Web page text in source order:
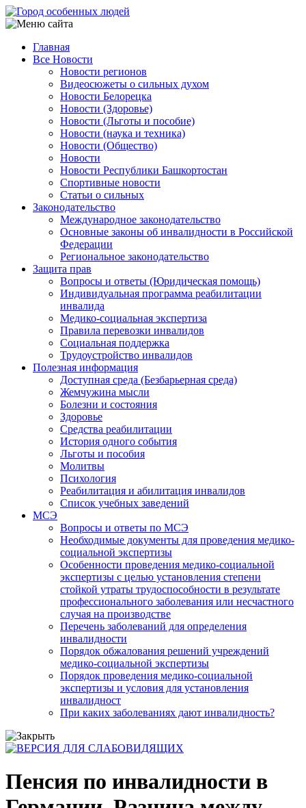
Перейти
к
содержанию
Main
navigation
Главная
Все Новости
Новости регионов
Видеосюжеты о сильных духом
Новости Белорецка
Новости (Здоровье)
Новости (Льготы и пособие)
Новости (наука и техника)
Новости (Общество)
Новости
Новости Республики Башкортостан
Спортивные новости
Статьи о сильных
Законодательство
Международное законодательство
Основные законы об инвалидности в Российской
Федерации
Региональное законодательство
Защита прав
Вопросы и ответы (Юридическая помощь)
Индивидуальная программа реабилитации
инвалида
Медико-социальная экспертиза
Правила перевозки инвалидов
Социальная поддержка
Трудоустройство инвалидов
Полезная информация
Доступная среда (Безбарьерная среда)
Жемчужина мысли
Болезни и состояния
Здоровье
Средства реабилитации
История одного события
Льготы и пособия
Молитвы
Психология
Реабилитация и абилитация инвалидов
Список учебных заведений
МСЭ
Вопросы и ответы по МСЭ
Необходимые документы для проведения медико-
социальной экспертизы
Особенности проведения медико-социальной
экспертизы с целью установления степени
стойкой утраты трудоспособности в результате
профессионального заболевания или несчастного
случая на производстве
Перечень заболеваний для определения
инвалидности
Порядок обжалования решений учреждений
медико-социальной экспертизы
Порядок проведения медико-социальной
экспертизы и условия для установления
инвалидност
При каких заболеваниях дают инвалидность?
Пенсия по инвалидности в